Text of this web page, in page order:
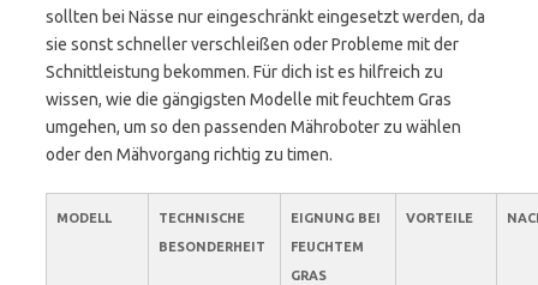
sollten bei Nässe nur eingeschränkt eingesetzt werden, da
sie sonst schneller verschleißen oder Probleme mit der
Schnittleistung bekommen. Für dich ist es hilfreich zu
wissen, wie die gängigsten Modelle mit feuchtem Gras
umgehen, um so den passenden Mähroboter zu wählen
oder den Mähvorgang richtig zu timen.
MODELL
TECHNISCHE
BESONDERHEIT
EIGNUNG BEI
FEUCHTEM
GRAS
VORTEILE